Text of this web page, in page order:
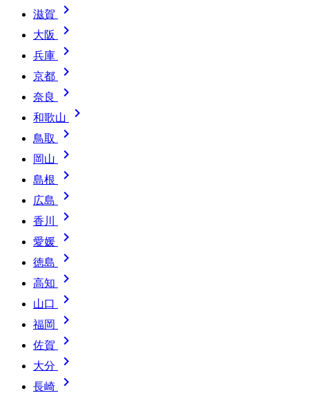
滋賀 
大阪 
兵庫 
京都 
奈良 
和歌山 
鳥取 
岡山 
島根 
広島 
香川 
愛媛 
徳島 
高知 
山口 
福岡 
佐賀 
大分 
長崎 